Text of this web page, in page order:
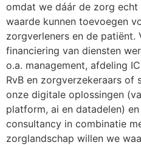
omdat we dáár de zorg echt
waarde kunnen toevoegen
zorgverleners en de patiënt.
financiering van diensten
o.a. management, afdeling
RvB en zorgverzekeraars of
onze digitale oplossingen
platform, ai en datadelen)
consultancy in combinatie
zorglandschap willen we